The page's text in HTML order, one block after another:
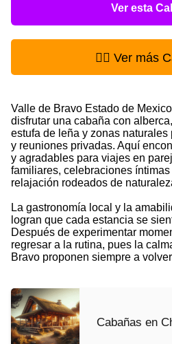
Ver esta
👉🏻 Ver más
Valle de Bravo Estado de
disfrutar una cabaña con
estufa de leña y zonas
y reuniones privadas. Aquí
y agradables para viajes en
familiares, celebraciones
relajación rodeados de
La gastronomía local y la
logran que cada estancia se
Después de experimentar
regresar a la rutina, pues la
Bravo proponen siempre a
Cabañas en